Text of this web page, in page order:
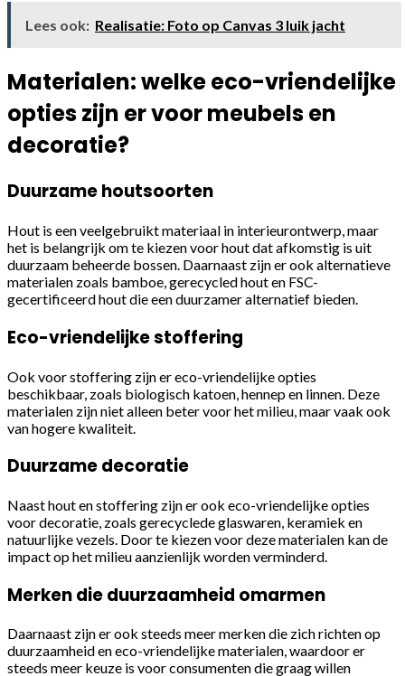
Lees ook: Realisatie: Foto op Canvas 3 luik jacht
Materialen: welke eco-vriendelijke
opties zijn er voor meubels en
decoratie?
Duurzame houtsoorten
Hout is een veelgebruikt materiaal in interieurontwerp, maar
het is belangrijk om te kiezen voor hout dat afkomstig is uit
duurzaam beheerde bossen. Daarnaast zijn er ook alternatieve
materialen zoals bamboe, gerecycled hout en FSC-
gecertificeerd hout die een duurzamer alternatief bieden.
Eco-vriendelijke stoffering
Ook voor stoffering zijn er eco-vriendelijke opties
beschikbaar, zoals biologisch katoen, hennep en linnen. Deze
materialen zijn niet alleen beter voor het milieu, maar vaak ook
van hogere kwaliteit.
Duurzame decoratie
Naast hout en stoffering zijn er ook eco-vriendelijke opties
voor decoratie, zoals gerecyclede glaswaren, keramiek en
natuurlijke vezels. Door te kiezen voor deze materialen kan de
impact op het milieu aanzienlijk worden verminderd.
Merken die duurzaamheid omarmen
Daarnaast zijn er ook steeds meer merken die zich richten op
duurzaamheid en eco-vriendelijke materialen, waardoor er
steeds meer keuze is voor consumenten die graag willen